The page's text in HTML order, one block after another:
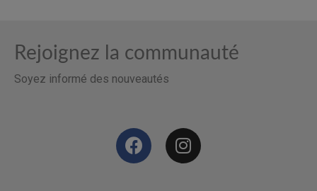
Rejoignez la communauté
Soyez informé des nouveautés